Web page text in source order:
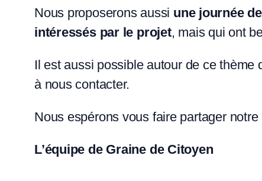
Nous proposerons aussi une journée
intéressés par le projet, mais qui ont
Il est aussi possible autour de ce thème
à nous contacter.
Nous espérons vous faire partager
L’équipe de Graine de Citoyen